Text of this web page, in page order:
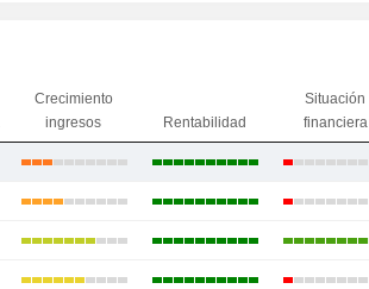
Crecimiento
ingresos
Rentabilidad
Situación
financiera